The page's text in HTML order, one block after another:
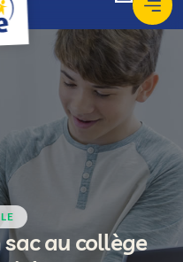
au collège